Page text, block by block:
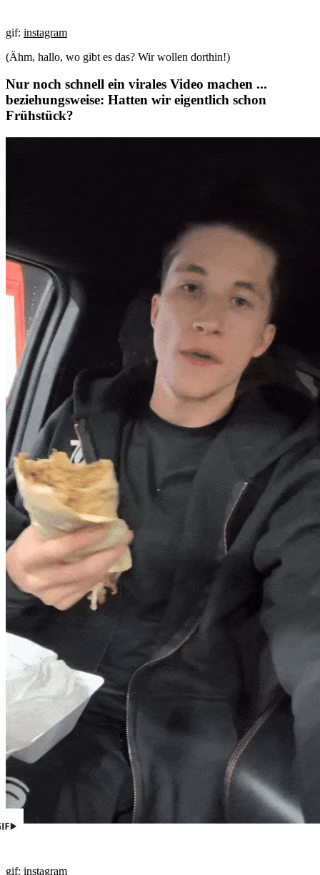
gif: instagram
(Ähm, hallo, wo gibt es das? Wir wollen dorthin!)
Nur noch schnell ein virales Video machen ...
beziehungsweise: Hatten wir eigentlich schon
Frühstück?
gif: instagram